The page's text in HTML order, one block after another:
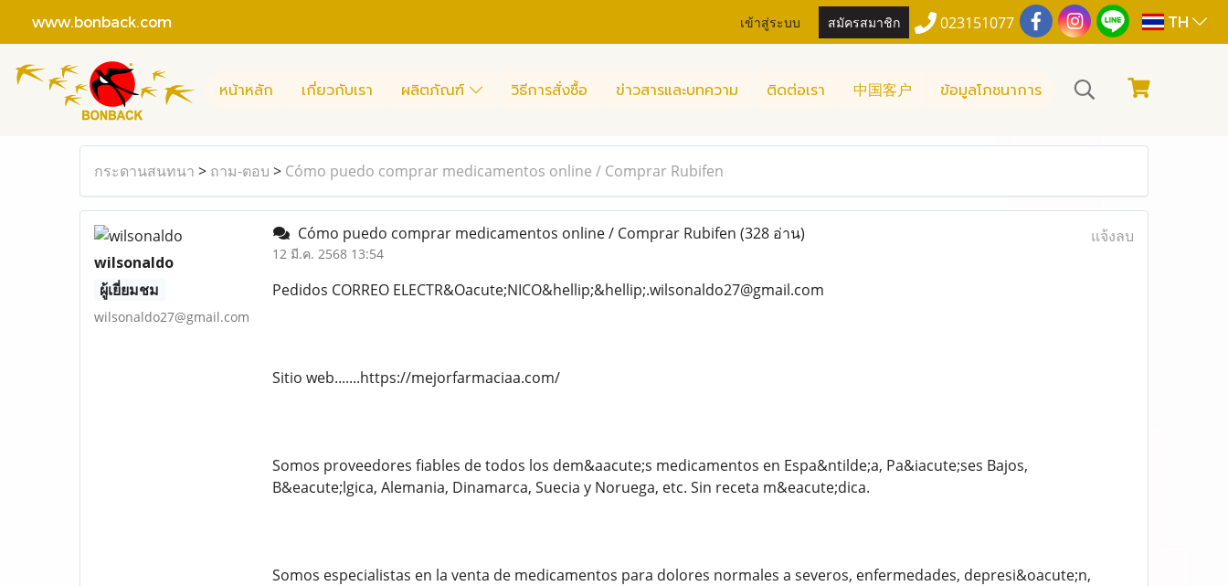
www.bonback.com เข้าสู่ระบบ สมัครสมาชิก 023151077 TH
หน้าหลัก เกี่ยวกับเรา ผลิตภัณฑ์ วิธีการสั่งซื้อ ข่าวสารและบทความ ติดต่อเรา 中国客户 ข้อมูลโภชนาการ
กระดานสนทนา > ถาม-ตอบ > Cómo puedo comprar medicamentos online / Comprar Rubifen
wilsonaldo
ผู้เยี่ยมชม
wilsonaldo27@gmail.com
Cómo puedo comprar medicamentos online / Comprar Rubifen (328 อ่าน)
12 มี.ค. 2568 13:54
แจ้งลบ
Pedidos CORREO ELECTR&Oacute;NICO&hellip;&hellip;.wilsonaldo27@gmail.com
Sitio web.......https://mejorfarmaciaa.com/
Somos proveedores fiables de todos los dem&aacute;s medicamentos en Espa&ntilde;a, Pa&iacute;ses Bajos,
B&eacute;lgica, Alemania, Dinamarca, Suecia y Noruega, etc. Sin receta m&eacute;dica.
Somos especialistas en la venta de medicamentos para dolores normales a severos, enfermedades, depresi&oacute;n,